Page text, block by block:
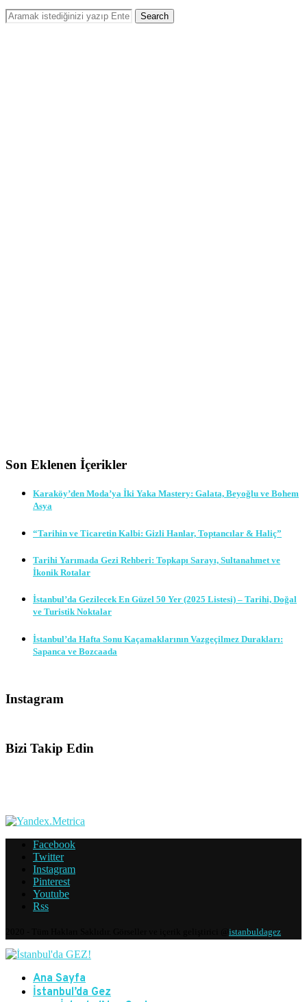
Son Eklenen İçerikler
Karaköy’den Moda’ya İki Yaka Mastery: Galata, Beyoğlu ve Bohem
Asya
“Tarihin ve Ticaretin Kalbi: Gizli Hanlar, Toptancılar & Haliç”
Tarihi Yarımada Gezi Rehberi: Topkapı Sarayı, Sultanahmet ve
İkonik Rotalar
İstanbul’da Gezilecek En Güzel 50 Yer (2025 Listesi) – Tarihi, Doğal
ve Turistik Noktalar
İstanbul’da Hafta Sonu Kaçamaklarının Vazgeçilmez Durakları:
Sapanca ve Bozcaada
Instagram
Bizi Takip Edin
Facebook
Twitter
Instagram
Pinterest
Youtube
Rss
istanbuldagez
Ana Sayfa
İstanbul’da Gez